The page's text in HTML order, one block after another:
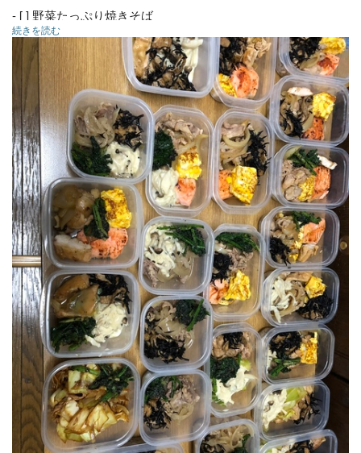
- [ ] 野菜たっぷり焼きそば
- [ ] ほうれん草のごま和え
- [ ] ひじき
- [ ] 鶏もも肉と根野菜の和風煮
- [ ] 牛丼の具
- [ ] いろいろきのこのチーズ焼き
- [ ] 鮭の素焼き
- [ ] 鶏むね肉の照り焼き
- [ ] オムレツ風卵焼き
- [ ] 豚の生姜焼き
続きを読む